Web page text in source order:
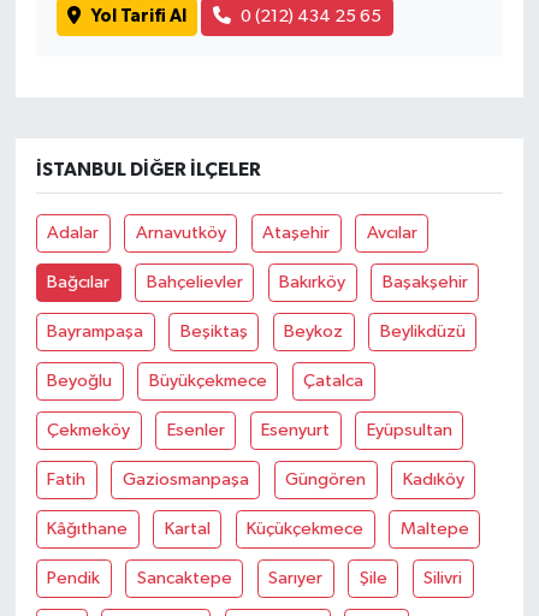
Yol Tarifi Al 0 (212) 434 25 65
İSTANBUL DIĞER İLÇELER
Adalar Arnavutköy Ataşehir Avcılar
Bağcılar Bahçelievler Bakırköy Başakşehir
Bayrampaşa Beşiktaş Beykoz Beylikdüzü
Beyoğlu Büyükçekmece Çatalca
Çekmeköy Esenler Esenyurt Eyüpsultan
Fatih Gaziosmanpaşa Güngören Kadıköy
Kâğıthane Kartal Küçükçekmece Maltepe
Pendik Sancaktepe Sarıyer Şile Silivri